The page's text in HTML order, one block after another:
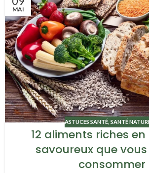
MAI
ASTUCES SANTÉ, SANTÉ
12 aliments riches
savoureux que vous
consommer